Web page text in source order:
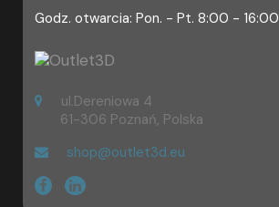
Godz. otwarcia: Pon. - Pt. 8:00 - 16:00
ul.Dereniowa 4
61-306 Poznań, Polska
shop@outlet3d.eu